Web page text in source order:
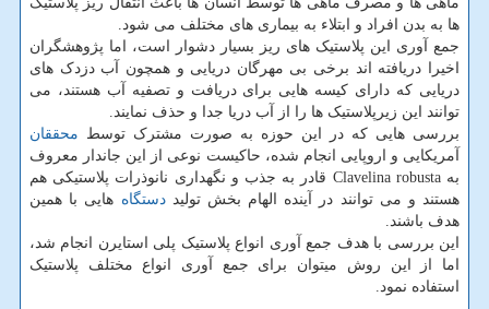
ها به بدن افراد و ابتلاء به بیماری های مختلف می شود.
جمع آوری این پلاستیک های ریز بسیار دشوار است، اما پژوهشگران
اخیرا دریافته اند برخی بی مهرگان دریایی و همچون آب دزدک های
دریایی که دارای کیسه هایی برای دریافت و تصفیه آب هستند، می
توانند این زیرپلاستیک ها را از آب دریا جدا و حذف نمایند.
بررسی هایی که در این حوزه به صورت مشترک توسط محققان
آمریکایی و اروپایی انجام شده، حاکیست نوعی از این جاندار معروف
به Clavelina robusta قادر به جذب و نگهداری نانوذرات پلاستیکی هم
هستند و می توانند در آینده الهام بخش تولیددستگاه هایی با همین
هدف باشند.
این بررسی با هدف جمع آوری انواع پلاستیک پلی استایرن انجام شد،
اما از این روش میتوان برای جمع آوری انواع مختلف پلاستیک
استفاده نمود.